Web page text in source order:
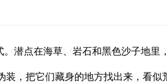
点在海草、岩石和黑色沙子地里
，把它们藏身的地方找出来，看